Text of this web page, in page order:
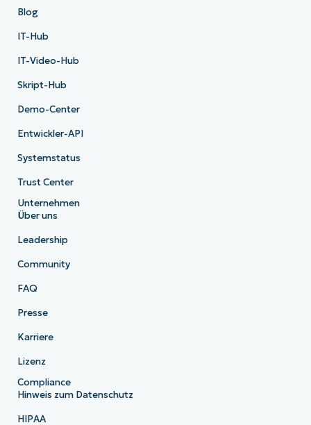
Blog
IT-Hub
IT-Video-Hub
Skript-Hub
Demo-Center
Entwickler-API
Systemstatus
Trust Center
Unternehmen
Über uns
Leadership
Community
FAQ
Presse
Karriere
Lizenz
Compliance
Hinweis zum Datenschutz
HIPAA